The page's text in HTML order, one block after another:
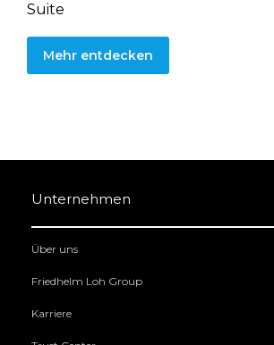
Suite
Mehr entdecken
Unternehmen
Über uns
Friedhelm Loh Group
Karriere